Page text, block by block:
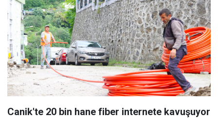
Canik'te 20 bin hane fiber internete kavuşuyor